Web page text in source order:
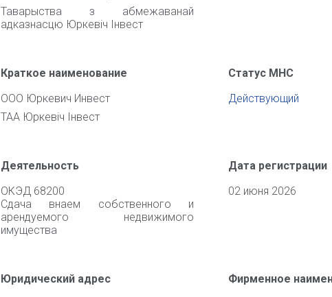
Таварыства з абмежаванай
адказнасцю Юркевiч Iнвест
Краткое наименование
ООО Юркевич Инвест
ТАА Юркевiч Iнвест
Статус МНС
Действующий
Деятельность
ОКЭД 68200
Сдача внаем собственного и
арендуемого недвижимого
имущества
Дата регистрации
02 июня 2026
Юридический адрес
Фирменное